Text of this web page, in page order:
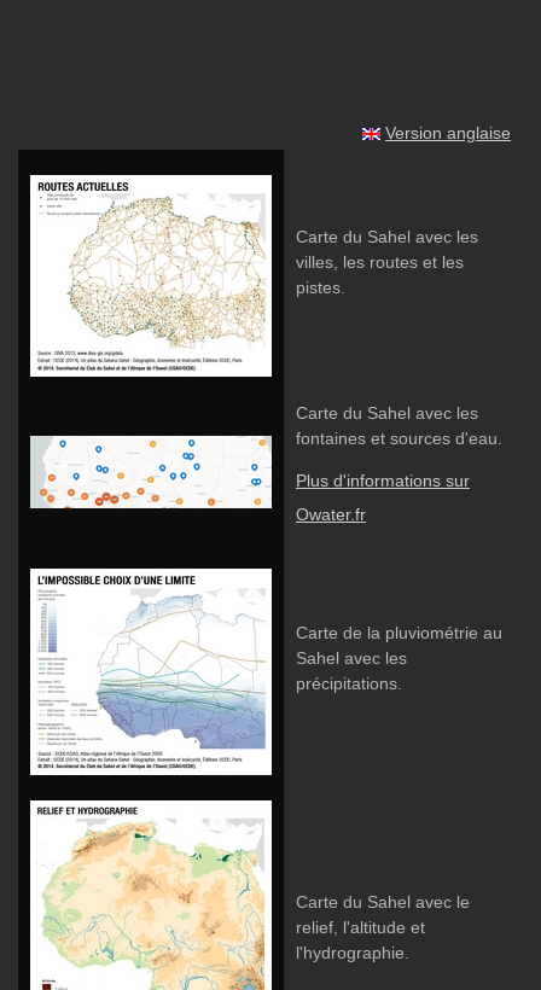
Version anglaise
Carte du Sahel avec les
villes, les routes et les
pistes.
Carte du Sahel avec les
fontaines et sources d'eau.
Plus d'informations sur
Owater.fr
Carte de la pluviométrie au
Sahel avec les
précipitations.
Carte du Sahel avec le
relief, l'altitude et
l'hydrographie.